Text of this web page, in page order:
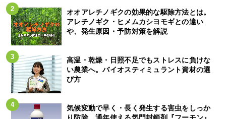
オオアレチノギクの効果的な駆除方法とは。
アレチノギク・ヒメムカシヨモギとの違い
や、発生原因・予防対策を解説
高温・乾燥・日照不足でもストレスに負けな
い農業へ。バイオスティミュラント資材の選
び方
気候変動で早く・長く発生する害虫をしっか
り防除。通年使える気門封鎖剤『フーモン』